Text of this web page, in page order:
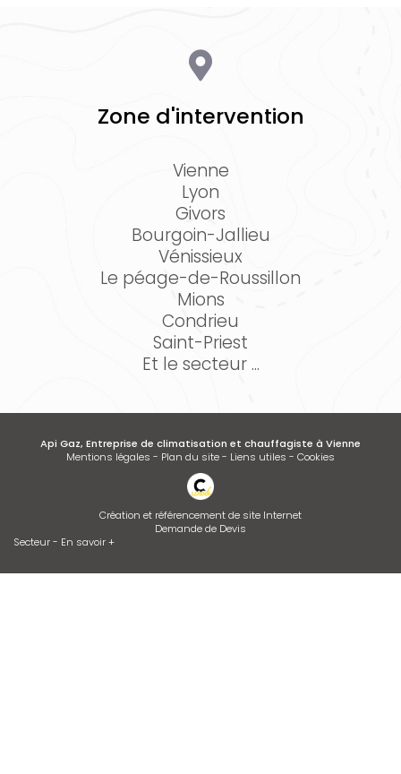
Zone d'intervention
Vienne
Lyon
Givors
Bourgoin-Jallieu
Vénissieux
Le péage-de-Roussillon
Mions
Condrieu
Saint-Priest
Et le secteur ...
Api Gaz, Entreprise de climatisation et chauffagiste à Vienne
Mentions légales - Plan du site- Liens utiles - Cookies
Création et référencement de site Internet
Demande de Devis
Secteur- En savoir +